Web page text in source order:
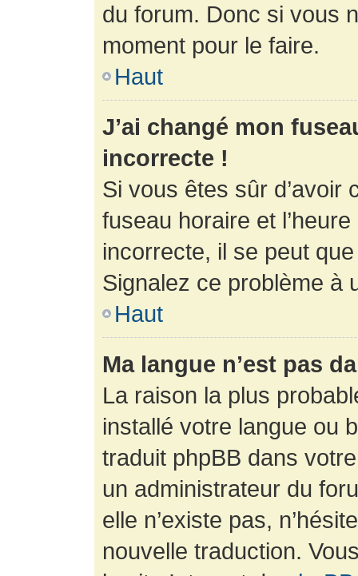
du forum. Donc si vous
moment pour le faire.
Haut
J’ai changé mon
incorrecte !
Si vous êtes sûr d’avoir
fuseau horaire et
incorrecte, il se peut
Signalez ce problème à
Haut
Ma langue n’est pas
La raison la plus
installé votre langue ou
traduit phpBB dans
un administrateur du
elle n’existe pas,
nouvelle traduction.